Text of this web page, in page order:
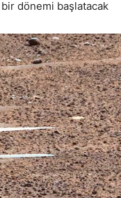
dönemi başlatacak